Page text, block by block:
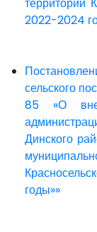
территории
2022-2024
сельского
85 «О
Динского
годы»»